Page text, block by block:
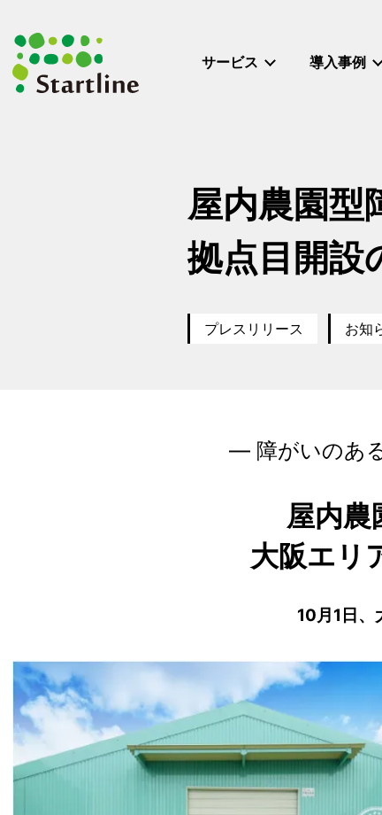
コ
サービス 導入事例
屋内農園型
拠点目開設
カテゴリー
プレスリリース
カテ
お知
― 障がいのあ
屋内農
大阪エリ
10月1日、